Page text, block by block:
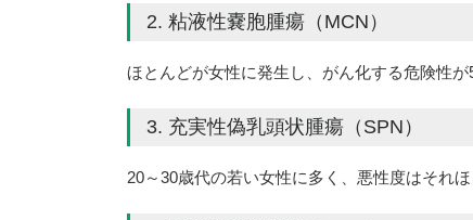
2. 粘液性嚢胞腫瘍（MCN）
ほとんどが女性に発生し、がん化する危険性
3. 充実性偽乳頭状腫瘍（SPN）
20～30歳代の若い女性に多く、悪性度はそれ